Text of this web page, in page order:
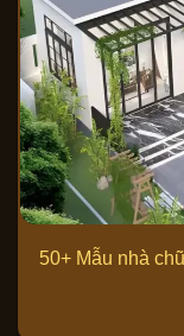
50+ Mẫu nhà